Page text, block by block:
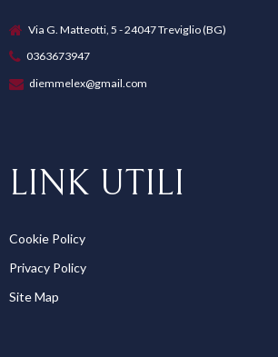
Via G. Matteotti, 5 - 24047 Treviglio (BG)
0363673947
diemmelex@gmail.com
LINK UTILI
Cookie Policy
Privacy Policy
Site Map